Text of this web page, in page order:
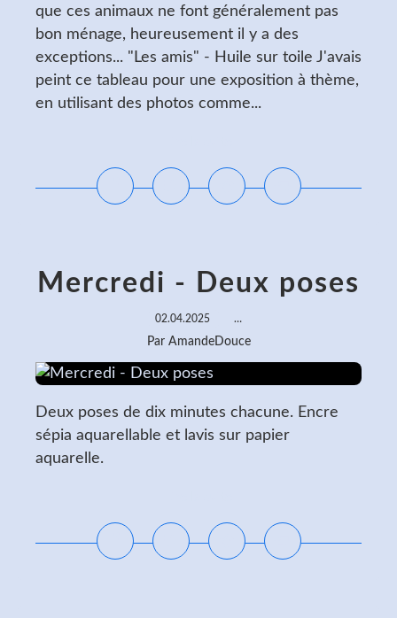
que ces animaux ne font généralement pas
bon ménage, heureusement il y a des
exceptions... "Les amis" - Huile sur toile J'avais
peint ce tableau pour une exposition à thème,
en utilisant des photos comme...
Mercredi - Deux poses
02.04.2025 …
Par AmandeDouce
Deux poses de dix minutes chacune. Encre
sépia aquarellable et lavis sur papier
aquarelle.